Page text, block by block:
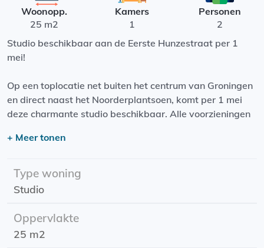
Woonopp.
25 m2
Kamers
1
Personen
2
Studio beschikbaar aan de Eerste Hunzestraat per 1
mei!
Op een toplocatie net buiten het centrum van Groningen
en direct naast het Noorderplantsoen, komt per 1 mei
deze charmante studio beschikbaar. Alle voorzieningen
op loopafstand.
De studio beschikt over een lichte woonruimte met open
keuken, een eigen badkamer met douche, wastafel en
Ingangsdatum: 1 mei
Incl. G/W/L
+ Meer tonen
Type woning
Studio
Oppervlakte
25 m2